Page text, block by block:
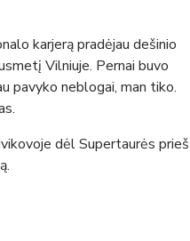
karjerą pradėjau dešinio
Vilniuje. Pernai buvo
pavyko neblogai, man tiko.
dėl Supertaurės prieš